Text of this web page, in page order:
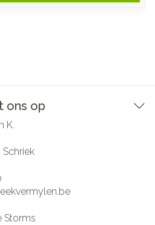
ons op
K.
Storms